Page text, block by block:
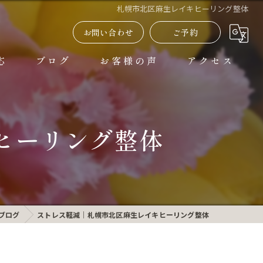
札幌市北区麻生レイキヒーリング整体
お問い合わせ ご予約
ブログ お客様の声
よくある質問
アクセス
ーリング整体
ログ ストレス軽減｜札幌市北区麻生レイキヒーリング整体